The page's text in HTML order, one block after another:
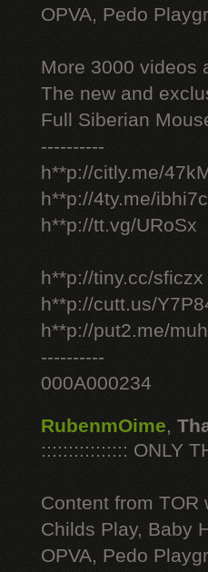
OPVA, Pedo
More 3000 videos
The new and
Full Siberian
----------
h**p://citly.me/
h**p://4ty.me/ibhi7c
h**p://tt.vg/URoSx
h**p://tiny.cc/sficzx
h**p://cutt.us/
h**p://put2.me/
----------
000A000234
RubenmOime,
:::::::::::::::: ONLY
Content from
Childs Play, Baby
OPVA, Pedo